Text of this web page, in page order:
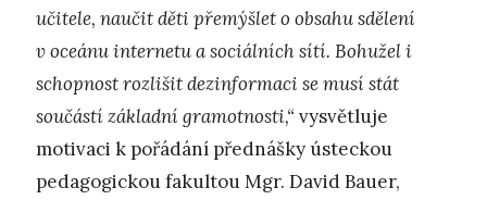
učitele, naučit děti přemýšlet o obsahu sdělení
v oceánu internetu a sociálních sítí. Bohužel i
schopnost rozlišit dezinformaci se musí stát
součástí základní gramotnosti,“ vysvětluje
motivaci k pořádání přednášky ústeckou
pedagogickou fakultou Mgr. David Bauer,